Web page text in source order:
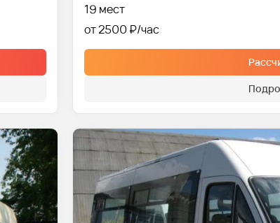
19 мест
от 2500 ₽